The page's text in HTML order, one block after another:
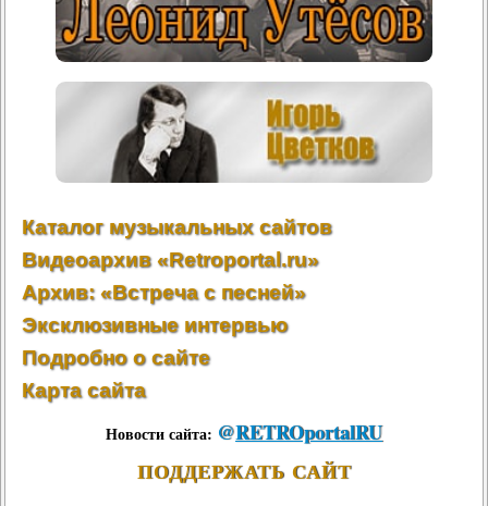
Каталог музыкальных сайтов
Видеоархив «Retroportal.ru»
Архив: «Встреча с песней»
Эксклюзивные интервью
Подробно о сайте
Карта сайта
Новости сайта: @RETROportalRU
ПОДДЕРЖАТЬ САЙТ